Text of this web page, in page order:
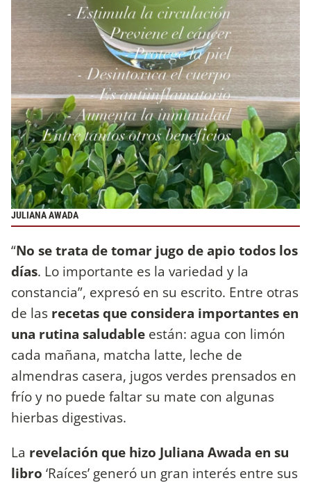
JULIANA AWADA
“No se trata de tomar jugo de apio todos los
días. Lo importante es la variedad y la
constancia”, expresó en su escrito. Entre otras
de las recetas que considera importantes en
una rutina saludable están: agua con limón
cada mañana, matcha latte, leche de
almendras casera, jugos verdes prensados en
frío y no puede faltar su mate con algunas
hierbas digestivas.
La revelación que hizo Juliana Awada en su
libro ‘Raíces’ generó un gran interés entre sus